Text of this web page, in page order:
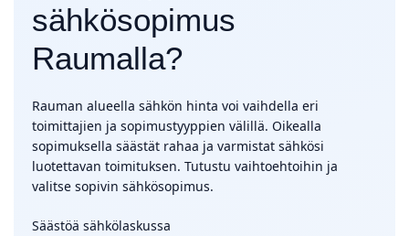
sähkösopimus
Raumalla?
Rauman alueella sähkön hinta voi vaihdella eri
toimittajien ja sopimustyyppien välillä. Oikealla
sopimuksella säästät rahaa ja varmistat sähkösi
luotettavan toimituksen. Tutustu vaihtoehtoihin ja
valitse sopivin sähkösopimus.
Säästöä sähkölaskussa